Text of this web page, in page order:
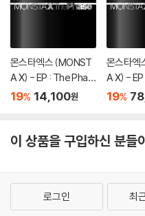
몬스타엑스 (MONST
A X) - EP : The Phas
e [DIGIPAK ver.][5종
19% 14,100원
몬스타엑
A X) -
e [4종
19%
이 상품을 구입하신 분들
로그인 최